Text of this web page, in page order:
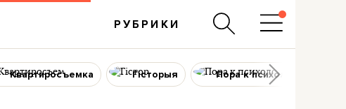
РУБРИКИ
Квартиросъемка Гісторыя Пора к психологу